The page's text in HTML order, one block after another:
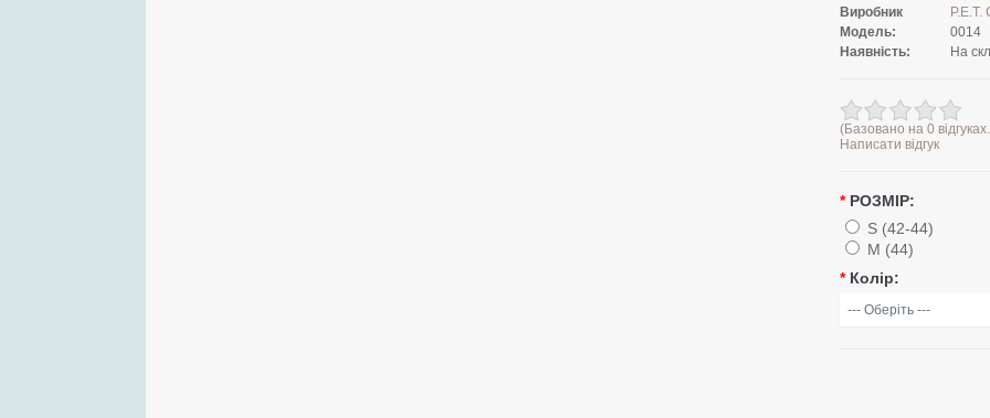
Виробник
P.E.T.
Модель:
0014
Наявність:
На
(Базовано на 0
Написати відгук
*РОЗМІР:
S (42-44)
M (44)
*Колір: